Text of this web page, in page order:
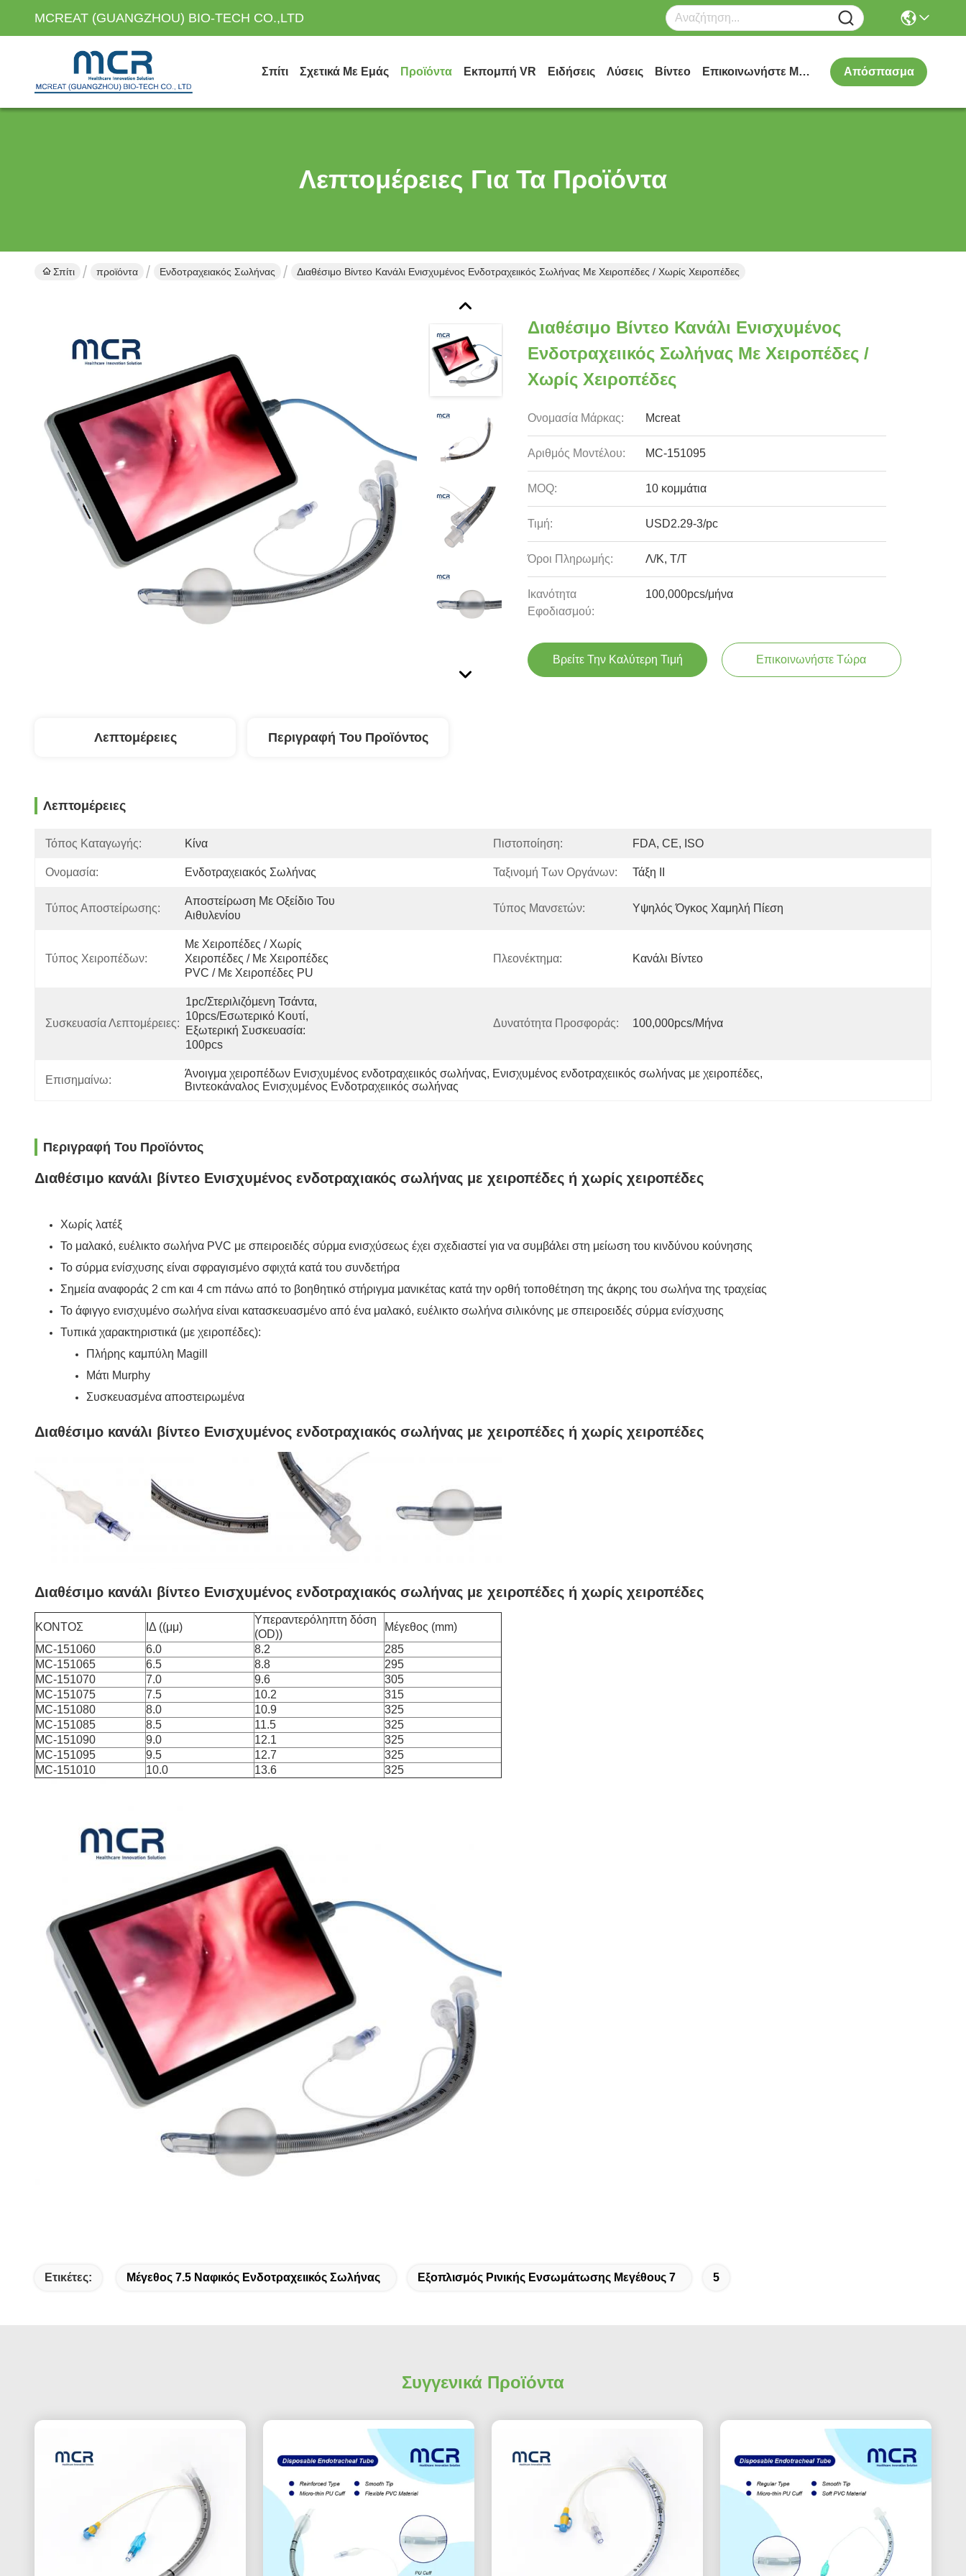
MCREAT (GUANGZHOU) BIO-TECH CO.,LTD
Σπίτι Σχετικά Με Εμάς Προϊόντα Εκπομπή VR Ειδήσεις Λύσεις Βίντεο Επικοινωνήστε Μαζί Μας Απόσπασμα
Λεπτομέρειες Για Τα Προϊόντα
Σπίτι προϊόντα Ενδοτραχειακός Σωλήνας Διαθέσιμο Βίντεο Κανάλι Ενισχυμένος Ενδοτραχειικός Σωλήνας Με Χειροπέδες / Χωρίς Χειροπέδες
Διαθέσιμο Βίντεο Κανάλι Ενισχυμένος
Ενδοτραχειικός Σωλήνας Με Χειροπέδες /
Χωρίς Χειροπέδες
Ονομασία Μάρκας: Mcreat
Αριθμός Μοντέλου: MC-151095
MOQ: 10 κομμάτια
Τιμή: USD2.29-3/pc
Όροι Πληρωμής: Λ/Κ, Τ/Τ
Ικανότητα
Εφοδιασμού:
100,000pcs/μήνα
Βρείτε Την Καλύτερη Τιμή Επικοινωνήστε Τώρα
Λεπτομέρειες Περιγραφή Του Προϊόντος
Λεπτομέρειες
Τόπος Καταγωγής: Κίνα Πιστοποίηση: FDA, CE, ISO
Ονομασία: Ενδοτραχειακός Σωλήνας Ταξινομή Των Οργάνων: Τάξη ΙΙ
Τύπος Αποστείρωσης:
Αποστείρωση Με Οξείδιο Του
Αιθυλενίου
Τύπος Μανσετών: Υψηλός Όγκος Χαμηλή Πίεση
Τύπος Χειροπέδων:
Με Χειροπέδες / Χωρίς
Χειροπέδες / Με Χειροπέδες
PVC / Με Χειροπέδες PU
Πλεονέκτημα: Κανάλι Βίντεο
Συσκευασία Λεπτομέρειες:
1pc/στεριλιζόμενη Τσάντα,
10pcs/εσωτερικό Κουτί,
Εξωτερική Συσκευασία:
100pcs
Δυνατότητα Προσφοράς: 100,000pcs/μήνα
Επισημαίνω:
Άνοιγμα χειροπέδων Ενισχυμένος ενδοτραχειικός σωλήνας, Ενισχυμένος ενδοτραχειικός σωλήνας με χειροπέδες,
Βιντεοκάναλος Ενισχυμένος Ενδοτραχειικός σωλήνας
Περιγραφή Του Προϊόντος
Διαθέσιμο κανάλι βίντεο Ενισχυμένος ενδοτραχιακός σωλήνας με χειροπέδες ή χωρίς χειροπέδες
Χωρίς λατέξ
Το μαλακό, ευέλικτο σωλήνα PVC με σπειροειδές σύρμα ενισχύσεως έχει σχεδιαστεί για να συμβάλει στη μείωση του κινδύνου κούνησης
Το σύρμα ενίσχυσης είναι σφραγισμένο σφιχτά κατά του συνδετήρα
Σημεία αναφοράς 2 cm και 4 cm πάνω από το βοηθητικό στήριγμα μανικέτας κατά την ορθή τοποθέτηση της άκρης του σωλήνα της τραχείας
Το άφιγγο ενισχυμένο σωλήνα είναι κατασκευασμένο από ένα μαλακό, ευέλικτο σωλήνα σιλικόνης με σπειροειδές σύρμα ενίσχυσης
Τυπικά χαρακτηριστικά (με χειροπέδες):
Πλήρης καμπύλη Magill
Μάτι Murphy
Συσκευασμένα αποστειρωμένα
Διαθέσιμο κανάλι βίντεο Ενισχυμένος ενδοτραχιακός σωλήνας με χειροπέδες ή χωρίς χειροπέδες
Διαθέσιμο κανάλι βίντεο Ενισχυμένος ενδοτραχιακός σωλήνας με χειροπέδες ή χωρίς χειροπέδες
ΚΟΝΤΟΣ ΙΔ ((μμ)
Υπεραντερόληπτη δόση
(OD))
Μέγεθος (mm)
MC-151060
6.0 8.2
285
MC-151065
6.5 8.8
295
MC-151070
7.0 9.6
305
MC-151075
7.5 10.2
315
MC-151080
8.0 10.9
325
MC-151085
8.5 11.5
325
MC-151090
9.0 12.1
325
MC-151095
9.5 12.7
325
MC-151010
10.0 13.6 325
Ετικέτες: Μέγεθος 7.5 Ναφικός Ενδοτραχειικός Σωλήνας Εξοπλισμός Ρινικής Ενσωμάτωσης Μεγέθους 7 5
Συγγενικά Προϊόντα